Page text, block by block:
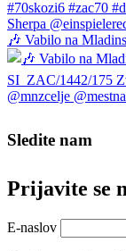
🎶 Vabilo na
Sledite nam
Prijavite se
E-naslov